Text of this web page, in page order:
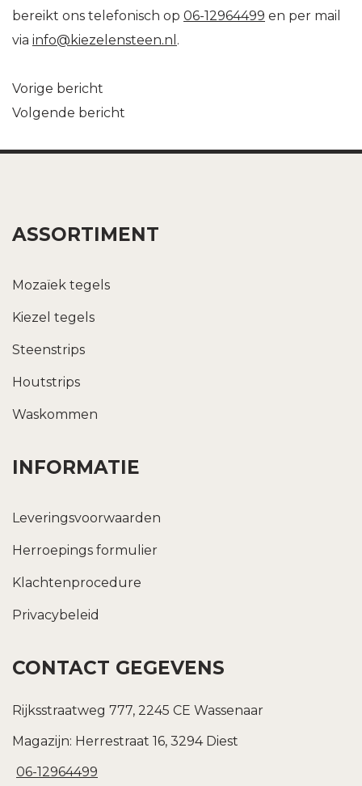
bereikt ons telefonisch op 06-12964499 en per mail
via info@kiezelensteen.nl .
Bericht
navigatie
Vorige bericht
Volgende bericht
ASSORTIMENT
Mozaïek tegels
Kiezel tegels
Steenstrips
Houtstrips
Waskommen
INFORMATIE
Leveringsvoorwaarden
Herroepings formulier
Klachtenprocedure
Privacybeleid
CONTACT GEGEVENS
Rijksstraatweg 777, 2245 CE Wassenaar
Magazijn: Herrestraat 16, 3294 Diest
06-12964499